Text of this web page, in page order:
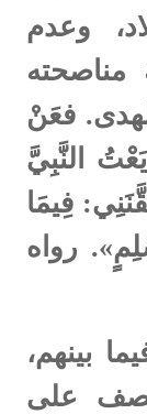
وعدم
مناصحته
فعَنْ
النَّبِيَّ
فِيمَا
رواه
بينهم،
على